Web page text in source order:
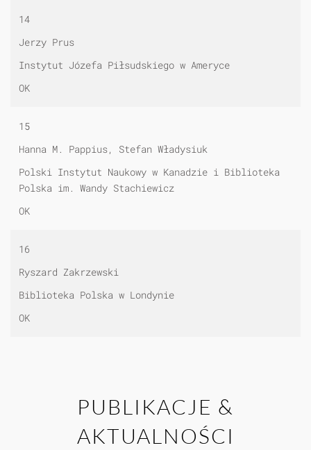
14
Jerzy Prus
Instytut Józefa Piłsudskiego w Ameryce
OK
15
Hanna M. Pappius, Stefan Władysiuk
Polski Instytut Naukowy w Kanadzie i Biblioteka
Polska im. Wandy Stachiewicz
OK
16
Ryszard Zakrzewski
Biblioteka Polska w Londynie
OK
PUBLIKACJE &
AKTUALNOŚCI